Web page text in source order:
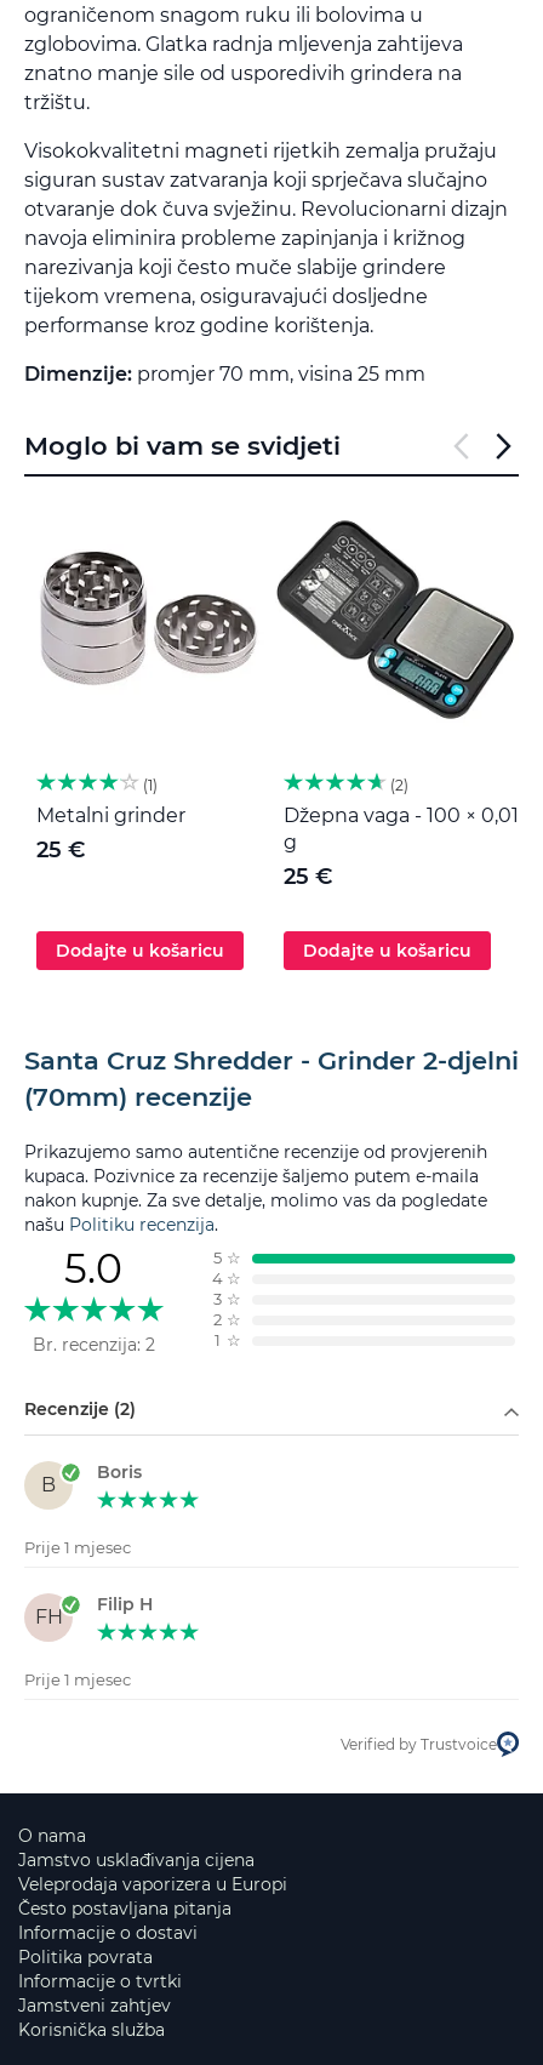
ograničenom snagom ruku ili bolovima u
zglobovima. Glatka radnja mljevenja zahtijeva
znatno manje sile od usporedivih grindera na
tržištu.
Visokokvalitetni magneti rijetkih zemalja pružaju
siguran sustav zatvaranja koji sprječava slučajno
otvaranje dok čuva svježinu. Revolucionarni dizajn
navoja eliminira probleme zapinjanja i križnog
narezivanja koji često muče slabije grindere
tijekom vremena, osiguravajući dosljedne
performanse kroz godine korištenja.
Dimenzije: promjer 70 mm, visina 25 mm
Moglo bi vam se svidjeti
1
Metalni grinder
25 €
Dodajte u košaricu
2
Džepna vaga - 100 × 0,01
g
25 €
Dodajte u košaricu
Santa Cruz Shredder - Grinder 2-djelni
(70mm) recenzije
Prikazujemo samo autentične recenzije od provjerenih
kupaca. Pozivnice za recenzije šaljemo putem e-maila
nakon kupnje. Za sve detalje, molimo vas da pogledate
našu Politiku recenzija.
5.0
Br. recenzija: 2
5 ☆
4 ☆
3 ☆
2 ☆
1 ☆
Recenzije (2)
B
Boris
Prije 1 mjesec
FH
Filip H
Prije 1 mjesec
Verified by Trustvoice
O nama
Jamstvo usklađivanja cijena
Veleprodaja vaporizera u Europi
Često postavljana pitanja
Informacije o dostavi
Politika povrata
Informacije o tvrtki
Jamstveni zahtjev
Korisnička služba